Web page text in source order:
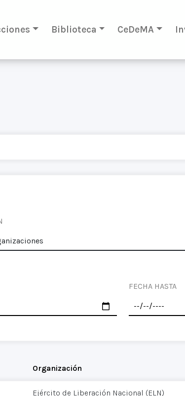
Biblioteca CeDeMA
FECHA HASTA
Organización
Ejército de Liberación Nacional (ELN)